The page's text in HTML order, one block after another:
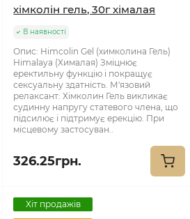
хімколін гель, 30г хімалая
В наявності
Опис: Himcolin Gel (химколина Гель)
Himalaya (Хималая) Зміцнює
еректильну функцію і покращує
сексуальну здатність. М'язовий
релаксант: Хімколин Гель викликає
судинну напругу статевого члена, що
підсилює і підтримує ерекцію. При
місцевому застосуван..
326.25грн.
Хіт продажів